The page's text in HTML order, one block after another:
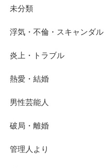
未分類
浮気・不倫・スキャンダル
炎上・トラブル
熱愛・結婚
男性芸能人
破局・離婚
管理人より